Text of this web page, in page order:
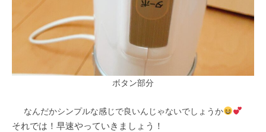
ボタン部分
なんだかシンプルな感じで良いんじゃないでしょうか
それでは！早速やっていきましょう！